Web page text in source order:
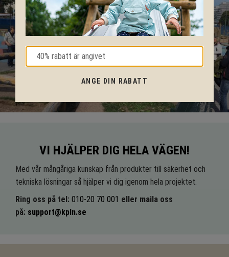
VI HJÄLPER DIG HELA VÄGEN!
Med vår mångåriga kunskap från produkter till säkerhet och
tekniska lösningar så hjälper vi dig igenom hela projektet.
Ring oss på tel: 010-20 70 001 eller maila oss
på: support@kpln.se
ANGE DIN RABATT